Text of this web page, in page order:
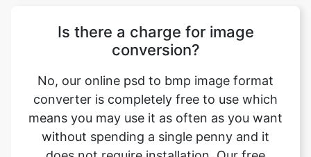
converter is completely free to use which
means you may use it as often as you want
without spending a single penny and it
does not require installation. Our free
online image converting tool can be used
by anybody and everybody. For using this
function, you don’t need to have any